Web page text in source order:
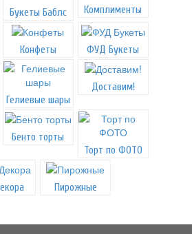
Букеты Баблс Комплименты
Конфеты ФУД Букеты
Гелиевые шары
Доставим!
Бенто торты
Торт по ФОТО
Пирожные